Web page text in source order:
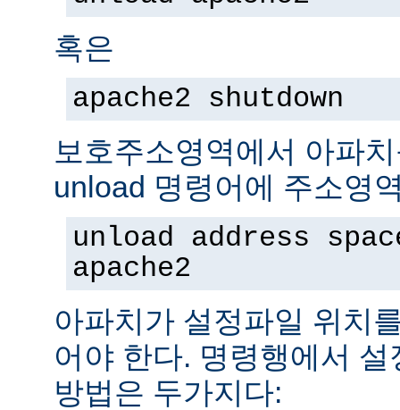
혹은
apache2 shutdown
보호주소영역에서 아파
unload 명령어에 주소영
unload address
apache2
아파치가 설정파일 위치
어야 한다. 명령행에서
방법은 두가지다: